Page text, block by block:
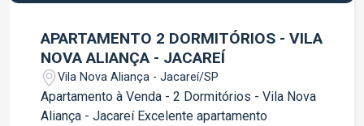
APARTAMENTO 2 DORMITÓRIOS - VILA
NOVA ALIANÇA - JACAREÍ
Vila Nova Aliança - Jacareí/SP
Apartamento à Venda - 2 Dormitórios - Vila Nova
Aliança - Jacareí Excelente apartamento